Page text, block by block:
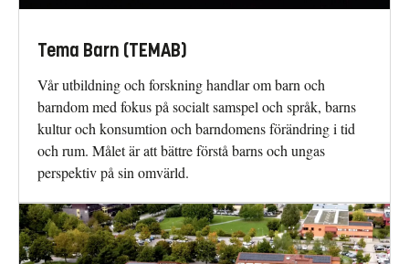
Tema Barn (TEMAB)
Vår utbildning och forskning handlar om barn och
barndom med fokus på socialt samspel och språk, barns
kultur och konsumtion och barndomens förändring i tid
och rum. Målet är att bättre förstå barns och ungas
perspektiv på sin omvärld.